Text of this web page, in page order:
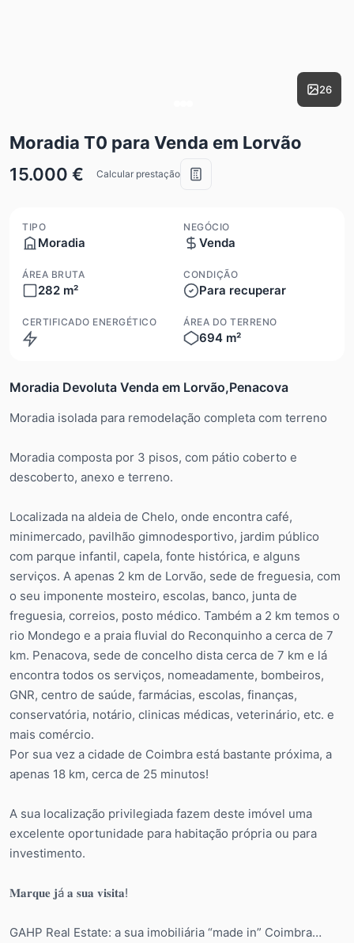
26
Moradia T0 para Venda em Lorvão
15.000 €
Calcular prestação
TIPO
Moradia
NEGÓCIO
Venda
ÁREA BRUTA
282 m²
CONDIÇÃO
Para recuperar
CERTIFICADO ENERGÉTICO ÁREA DO TERRENO
694 m²
Moradia Devoluta Venda em Lorvão,Penacova
Moradia isolada para remodelação completa com terreno
Moradia composta por 3 pisos, com pátio coberto e
descoberto, anexo e terreno.
Localizada na aldeia de Chelo, onde encontra café,
minimercado, pavilhão gimnodesportivo, jardim público
com parque infantil, capela, fonte histórica, e alguns
serviços. A apenas 2 km de Lorvão, sede de freguesia, com
o seu imponente mosteiro, escolas, banco, junta de
freguesia, correios, posto médico. Também a 2 km temos o
rio Mondego e a praia fluvial do Reconquinho a cerca de 7
km. Penacova, sede de concelho dista cerca de 7 km e lá
encontra todos os serviços, nomeadamente, bombeiros,
GNR, centro de saúde, farmácias, escolas, finanças,
conservatória, notário, clinicas médicas, veterinário, etc. e
mais comércio.
Por sua vez a cidade de Coimbra está bastante próxima, a
apenas 18 km, cerca de 25 minutos!
A sua localização privilegiada fazem deste imóvel uma
excelente oportunidade para habitação própria ou para
investimento.
𝐌𝐚𝐫𝐪𝐮𝐞 𝐣á 𝐚 𝐬𝐮𝐚 𝐯𝐢𝐬𝐢𝐭𝐚!
GAHP Real Estate: a sua imobiliária “made in” Coimbra…